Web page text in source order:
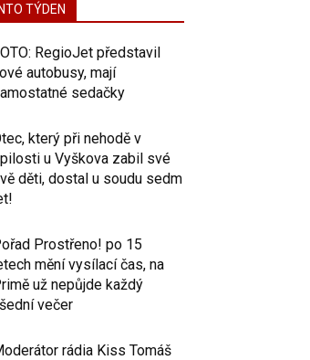
TÝDEN
RegioJet představil
autobusy, mají
sedačky
který při nehodě v
u Vyškova zabil své
děti, dostal u soudu sedm
Prostřeno! po 15
mění vysílací čas, na
už nepůjde každý
večer
rádia Kiss Tomáš